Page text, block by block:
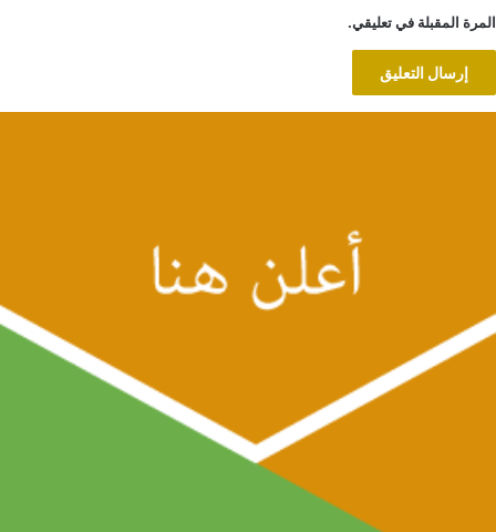
المرة المقبلة في تعليقي.